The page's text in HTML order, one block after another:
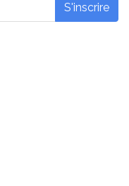
S'inscrire